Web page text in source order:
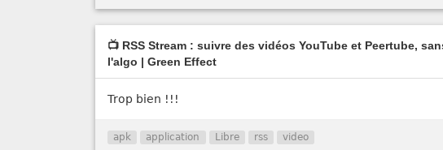
📺 RSS Stream : suivre des vidéos YouTube et Peertube,
l'algo | Green Effect
Trop bien !!!
apk application Libre rss video